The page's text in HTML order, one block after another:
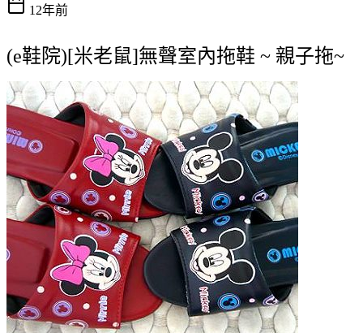
12年前
(e鞋院)[米老鼠]無聲室內拖鞋 ~ 親子拖~